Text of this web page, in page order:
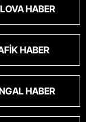
HABER
HABER
HABER